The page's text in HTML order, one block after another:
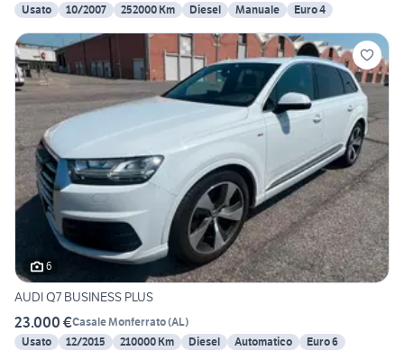
Usato
10/2007 252000 Km Diesel Manuale Euro 4
6
AUDI Q7 BUSINESS PLUS
23.000 €Casale Monferrato(AL)
Usato
12/2015 210000 Km Diesel Automatico Euro 6